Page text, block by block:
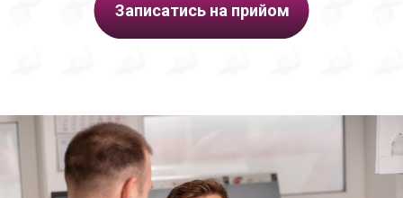
Записатись на прийом